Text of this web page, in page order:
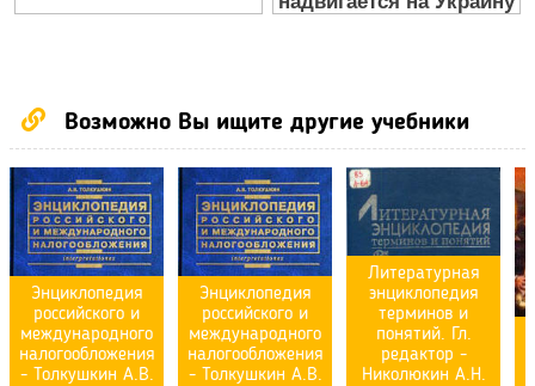
Возможно Вы ищите другие учебники
Энциклопедия
российского и
международного
налогообложения
- Толкушкин А.В.
Энциклопедия
российского и
международного
налогообложения
- Толкушкин А.В.
Литературная
энциклопедия
терминов и
понятий. Гл.
редактор -
Николюкин А.Н.